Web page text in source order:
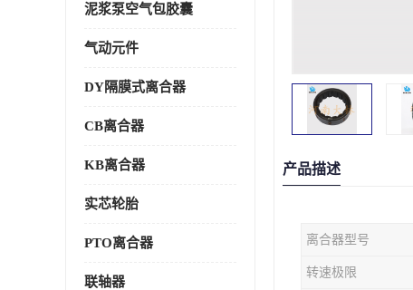
泥浆泵空气包胶囊
气动元件
DY隔膜式离合器
CB离合器
KB离合器
实芯轮胎
PTO离合器
联轴器
产品描述
离合器型号
转速极限